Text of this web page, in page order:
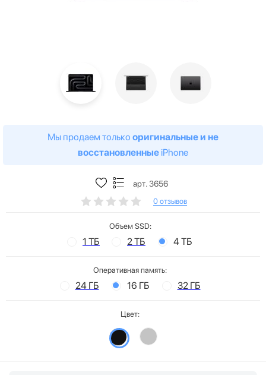
Мы продаем только оригинальные и не
восстановленные iPhone
арт. 3656
0 отзывов
Объем SSD:
1 ТБ 2 ТБ 4 ТБ
Оперативная память:
24 ГБ 16 ГБ 32 ГБ
Цвет: